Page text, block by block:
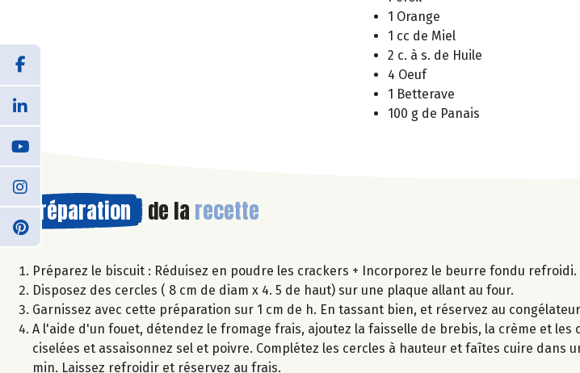
1 Orange
1 cc de Miel
2 c. à s. de Huile
4 Oeuf
1 Betterave
100 g de Panais
Préparation de la recette
Préparez le biscuit : Réduisez en poudre les crackers + Incorporez le beurre fondu refroidi.
Disposez des cercles ( 8 cm de diam x 4. 5 de haut) sur une plaque allant au four.
Garnissez avec cette préparation sur 1 cm de h. En tassant bien, et réservez au
A l'aide d'un fouet, détendez le fromage frais, ajoutez la faisselle de brebis, la crème et
ciselées et assaisonnez sel et poivre. Complétez les cercles à hauteur et faîtes cuire dans
min. Laissez refroidir et réservez au frais.